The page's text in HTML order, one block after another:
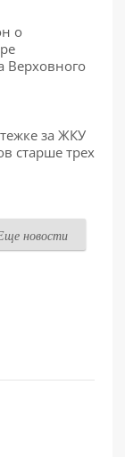
о
Верховного
за ЖКУ
старше трех
новости